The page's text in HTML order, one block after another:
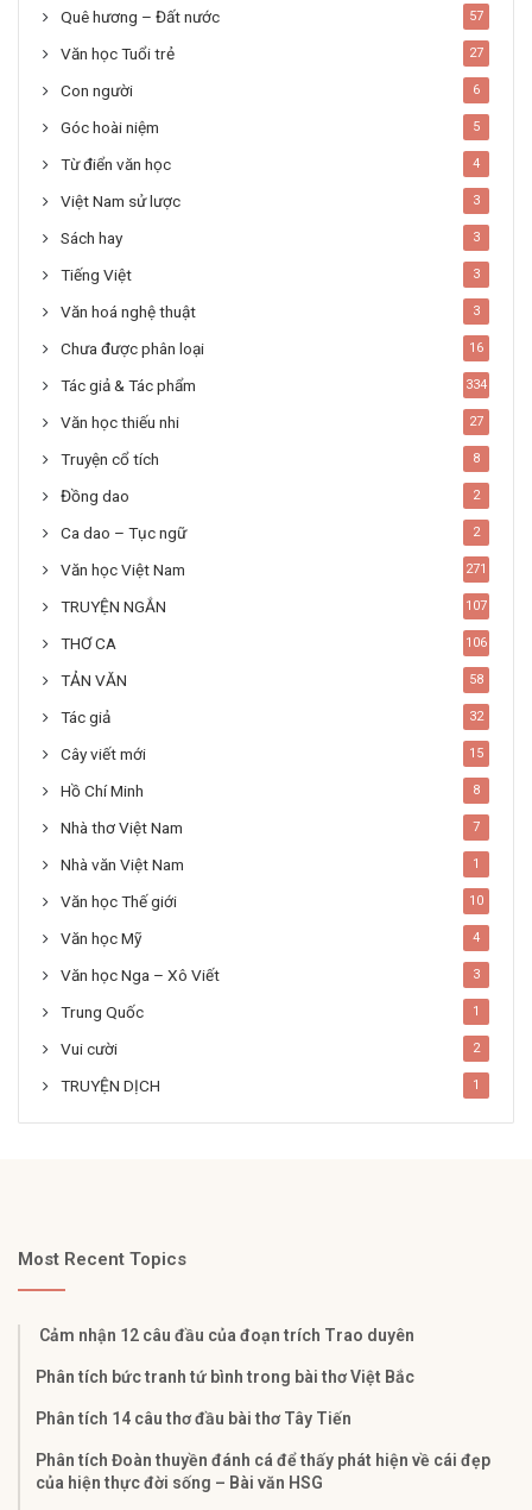
Quê hương – Đất nước 57
Văn học Tuổi trẻ 27
Con người 6
Góc hoài niệm 5
Từ điển văn học 4
Việt Nam sử lược 3
Sách hay 3
Tiếng Việt 3
Văn hoá nghệ thuật 3
Chưa được phân loại 16
Tác giả & Tác phẩm 334
Văn học thiếu nhi 27
Truyện cổ tích 8
Đồng dao 2
Ca dao – Tục ngữ 2
Văn học Việt Nam 271
TRUYỆN NGẮN 107
THƠ CA 106
TẢN VĂN 58
Tác giả 32
Cây viết mới 15
Hồ Chí Minh 8
Nhà thơ Việt Nam 7
Nhà văn Việt Nam 1
Văn học Thế giới 10
Văn học Mỹ 4
Văn học Nga – Xô Viết 3
Trung Quốc 1
Vui cười 2
TRUYỆN DỊCH 1
Most Recent Topics
Cảm nhận 12 câu đầu của đoạn trích Trao duyên
Phân tích bức tranh tứ bình trong bài thơ Việt Bắc
Phân tích 14 câu thơ đầu bài thơ Tây Tiến
Phân tích Đoàn thuyền đánh cá để thấy phát hiện về cái đẹp
của hiện thực đời sống – Bài văn HSG